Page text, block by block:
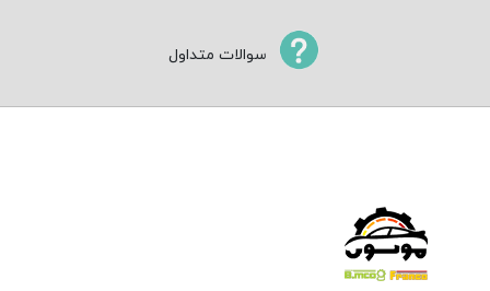
سوالات متداول